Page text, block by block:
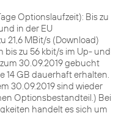
Optionslaufzeit): Bis zu
in der EU
21,6 MBit/s (Download)
bis zu 56 kbit/s im Up- und
30.09.2019 gebucht
14 GB dauerhaft erhalten.
30.09.2019 sind wieder
Optionsbestandteil.) Bei
handelt es sich um